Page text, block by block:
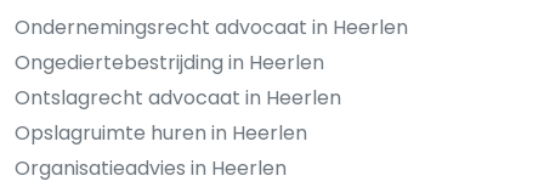
Ondernemingsrecht advocaat in Heerlen
Ongediertebestrijding in Heerlen
Ontslagrecht advocaat in Heerlen
Opslagruimte huren in Heerlen
Organisatieadvies in Heerlen